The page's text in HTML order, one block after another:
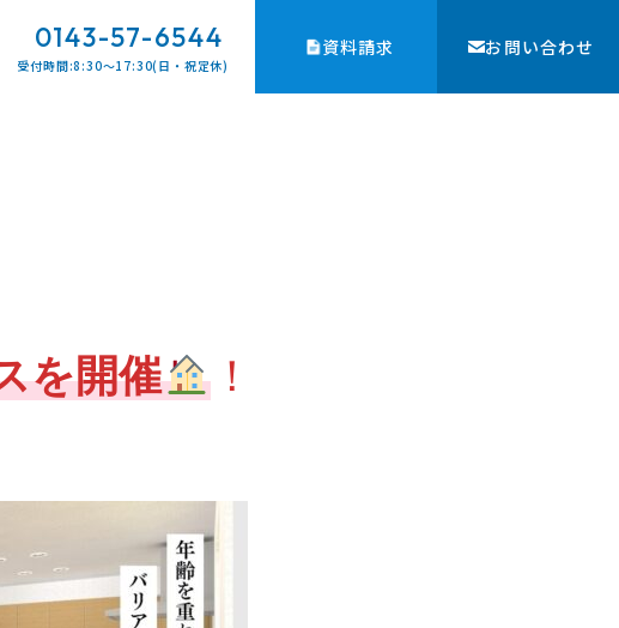
0143-57-6544
受付時間:8:30〜17:30(日・祝定休)
資料請求 お問い合わせ
を開催 ！